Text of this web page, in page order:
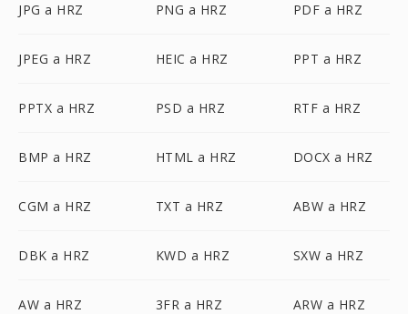
JPG a HRZ PNG a HRZ PDF a HRZ
JPEG a HRZ HEIC a HRZ PPT a HRZ
PPTX a HRZ PSD a HRZ RTF a HRZ
BMP a HRZ HTML a HRZ DOCX a HRZ
CGM a HRZ TXT a HRZ ABW a HRZ
DBK a HRZ KWD a HRZ SXW a HRZ
AW a HRZ 3FR a HRZ ARW a HRZ